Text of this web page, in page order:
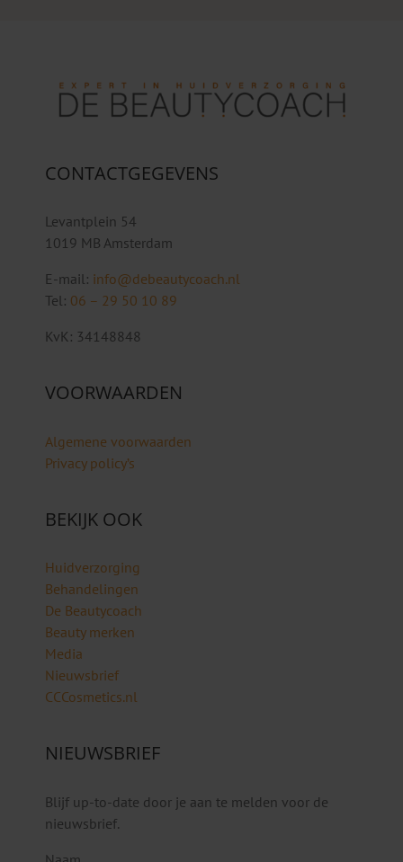
CONTACTGEGEVENS
Levantplein 54
1019 MB Amsterdam
E-mail: info@debeautycoach.nl
Tel: 06 – 29 50 10 89
KvK: 34148848
VOORWAARDEN
Algemene voorwaarden
Privacy policy’s
BEKIJK OOK
Huidverzorging
Behandelingen
De Beautycoach
Beauty merken
Media
Nieuwsbrief
CCCosmetics.nl
NIEUWSBRIEF
Blijf up-to-date door je aan te melden voor de
nieuwsbrief.